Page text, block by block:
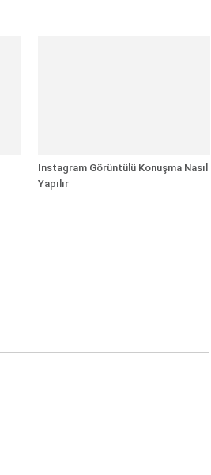
Instagram Görüntülü Konuşma Nasıl
Yapılır